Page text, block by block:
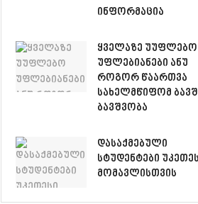
ინფორმაცია
ყველაზე უუფლებო
უფლებიანები ანუ
როგორ წაართვა
სახელმწიფომ
ბავშვობა
დასაქმებული
სტუდენტები
მომავლისთვის